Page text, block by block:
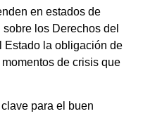
en estados de
los Derechos del
Estado la obligación de
de crisis que
para el buen